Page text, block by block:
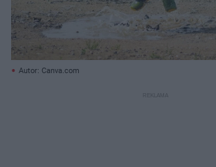
Autor: Canva.com